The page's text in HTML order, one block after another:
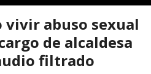
vivir abuso sexual
de alcaldesa
filtrado